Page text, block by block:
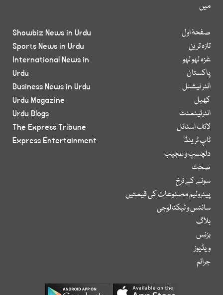
میں
صفحۂ اول
تازہ ترین
غزہ لہو لہو
پاکستان
انٹر نیشنل
کھیل
انٹرٹینمنٹ
لائف اسٹائل
ٹاپ ٹرینڈ
دلچسپ و عجیب
صحت
سونے کے نرخ
پیٹرولیم مصنوعات کی قیمتیں
سائنس و ٹیکنالوجی
بلاگ
بزنس
ویڈیوز
جرائم
Showbiz News in Urdu
Sports News in Urdu
International News in
Urdu
Business News in Urdu
Urdu Magazine
Urdu Blogs
The Express Tribune
Express Entertainment